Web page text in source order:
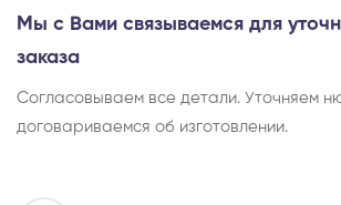
Мы с Вами связываемся для
заказа
Согласовываем все детали. Уточняем
договариваемся об изготовлении.